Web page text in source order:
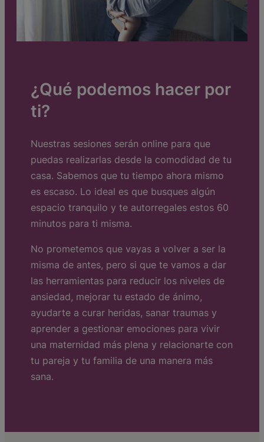
¿Qué podemos hacer por
ti?
Nuestras sesiones serán online para que
puedas realizarlas desde la comodidad de tu
casa. Sabemos que tu tiempo ahora mismo
es escaso. Lo ideal es que busques algún
espacio tranquilo y te autorregales estos 60
minutos para ti misma.
No prometemos que vayas a volver a ser la
misma de antes, pero si que te vamos a dar
las herramientas para reducir los niveles de
ansiedad, mejorar tu estado de ánimo,
ayudarte a curar heridas, sanar traumas y
aprender a gestionar emociones para vivir
una maternidad más plena y relacionarte con
tu pareja y tu familia de una manera más
sana.